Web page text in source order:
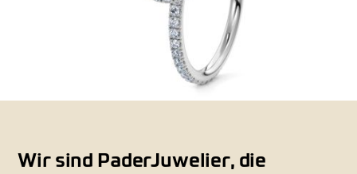
Wir sind PaderJuwelier, die